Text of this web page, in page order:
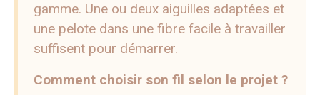
gamme. Une ou deux aiguilles adaptées et
une pelote dans une fibre facile à travailler
suffisent pour démarrer.
Comment choisir son fil selon le projet ?